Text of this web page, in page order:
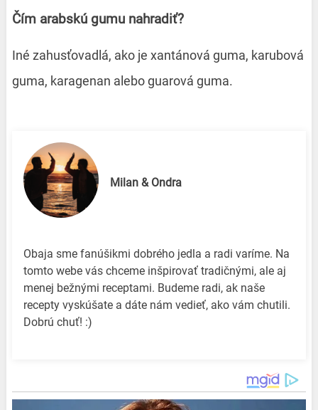
Čím arabskú gumu nahradiť?
Iné zahusťovadlá, ako je xantánová guma, karubová
guma, karagenan alebo guarová guma.
Milan & Ondra
Obaja sme fanúšikmi dobrého jedla a radi varíme. Na
tomto webe vás chceme inšpirovať tradičnými, ale aj
menej bežnými receptami. Budeme radi, ak naše
recepty vyskúšate a dáte nám vedieť, ako vám chutili.
Dobrú chuť! :)